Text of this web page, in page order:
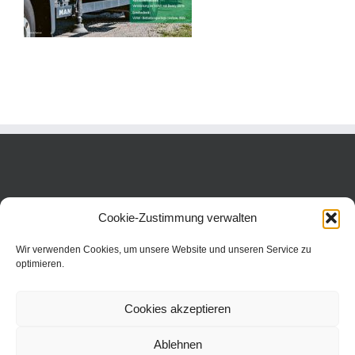
Cookie-Zustimmung verwalten
Wir verwenden Cookies, um unsere Website und unseren Service zu
optimieren.
Cookies akzeptieren
Ablehnen